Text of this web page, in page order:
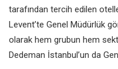
tarafından tercih edilen
Levent’te Genel Müdürlük
olarak hem grubun hem
Dedeman İstanbul’un da